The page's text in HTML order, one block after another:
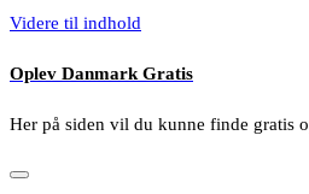
Videre til indhold
Oplev Danmark Gratis
Her på siden vil du kunne finde gratis